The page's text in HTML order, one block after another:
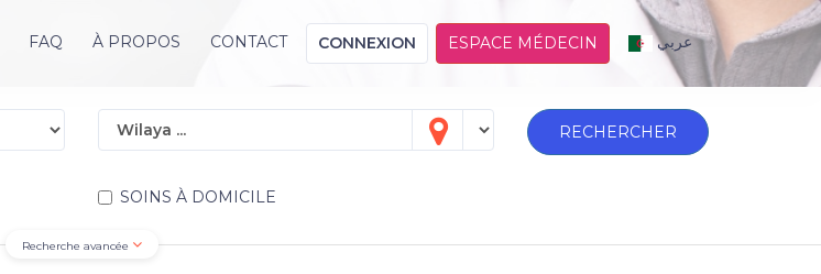
FAQ À PROPOS CONTACT CONNEXION ESPACE MÉDECIN عربي
RECHERCHER
SOINS À DOMICILE
Recherche avancée